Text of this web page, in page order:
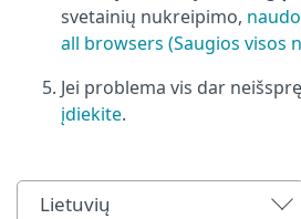
svetainių nukreipimo,
all browsers (Saugios visos
Jei problema vis dar
įdiekite.
Lietuvių